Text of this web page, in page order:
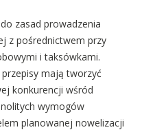
zasad prowadzenia
z pośrednictwem przy
i taksówkami.
mają tworzyć
konkurencji wśród
wymogów
planowanej nowelizacji